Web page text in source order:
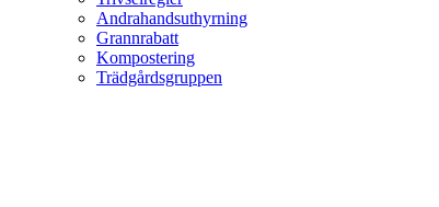
Andrahandsuthyrning
Grannrabatt
Kompostering
Trädgårdsgruppen